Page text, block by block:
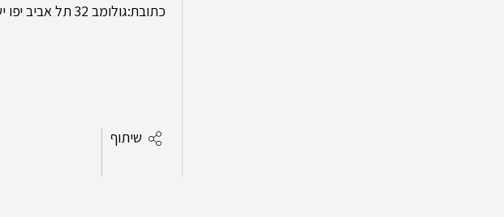
כתובת:גולומב 32 תל אביב יפו ישראל, טלפון:035377455
שיתוף